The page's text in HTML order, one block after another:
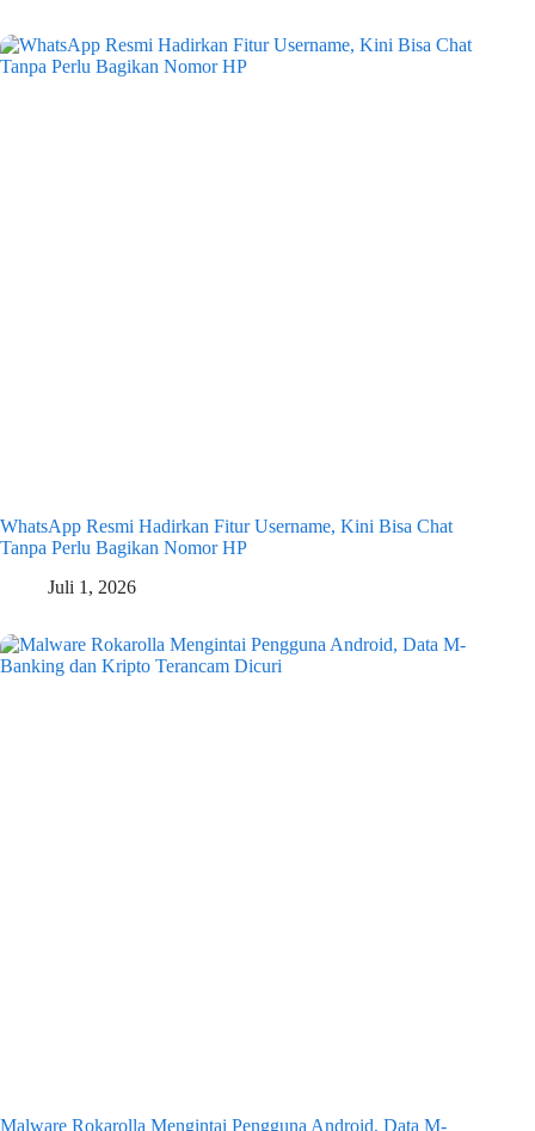
WhatsApp Resmi Hadirkan Fitur Username, Kini Bisa Chat
Tanpa Perlu Bagikan Nomor HP
Juli 1, 2026
Malware Rokarolla Mengintai Pengguna Android, Data M-